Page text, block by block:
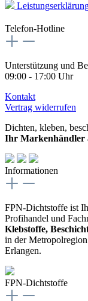
Telefon-Hotline
Unterstützung und
09:00 - 17:00 Uhr
Kontakt
Vertrag widerrufen
Dichten, kleben,
Ihr Markenhändler
Informationen
FPN-Dichtstoffe ist
Profihandel und
Klebstoffe,
in der
Erlangen.
FPN-Dichtstoffe